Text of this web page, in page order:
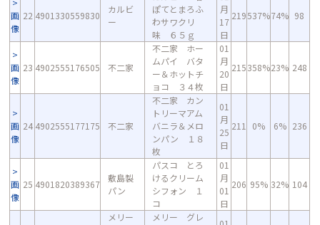
画
像
22 4901330559830
カルビ
ー
ぽてとまろふ
わサワクリ
味 ６５ｇ
月
17
日
219537%74% 98
画
像
23 4902555176505 不二家
不二家 ホー
ムパイ バタ
ー＆ホットチ
ョコ ３４枚
01
月
20
日
215358%23% 248
画
像
24 4902555177175 不二家
不二家 カン
トリーマアム
バニラ＆メロ
ンパン １８
枚
01
月
25
日
211 0% 6% 236
画
像
25 4901820389367
敷島製
パン
パスコ とろ
けるクリーム
シフォン １
コ
01
月
01
日
206 95% 32% 104
メリー
メリー グレ